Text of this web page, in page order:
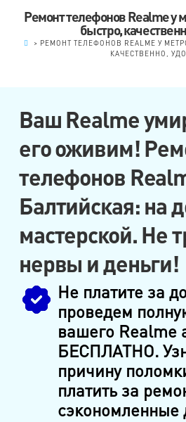
Ремонт телефонов Realme у
быстро,
> РЕМОНТ ТЕЛЕФОНОВ REALME У
КАЧЕСТВЕННО,
Ваш Realme
его оживим!
телефонов
Балтийская: на
мастерской. Не
нервы и деньги!
Не платите за
проведем
вашего Realme
БЕСПЛАТНО.
причину
платить за
сэкономленные